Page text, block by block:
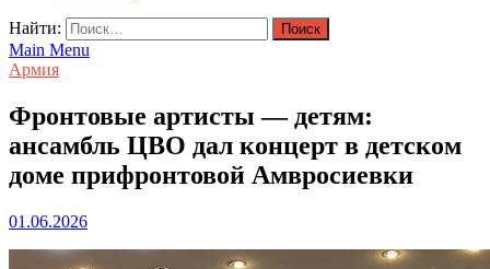
Найти:
Main Menu
Армия
Фронтовые артисты — детям:
ансамбль ЦВО дал концерт в детском
доме прифронтовой Амвросиевки
01.06.2026